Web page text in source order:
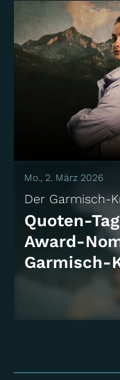
Mo., 2. März 2026
Der Garmisch-
Quoten-
Award-
Garmisch-